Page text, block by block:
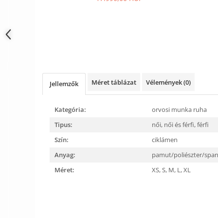
Jellemzők Méret táblázat Vélemények(0)
Kategória:
orvosi munka ruha
Tipus:
női, női és férfi,férfi
Szín:
ciklámen
Anyag:
pamut/poliészter/
Méret:
XS,S, M, L,XL